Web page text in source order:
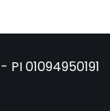
01094950191